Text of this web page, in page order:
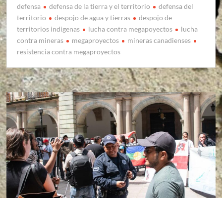
defensa
defensa de la tierra y el territorio
defensa del
territorio
despojo de agua y tierras
despojo de
territorios indigenas
lucha contra megapoyectos
lucha
contra mineras
megaproyectos
mineras canadienses
resistencia contra megaproyectos